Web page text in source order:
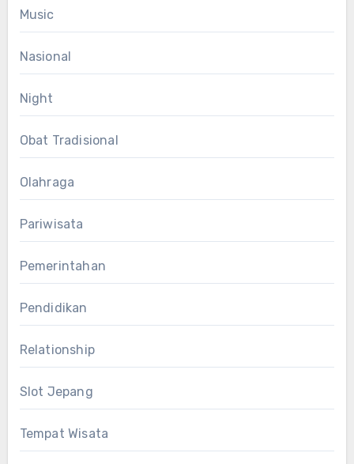
Music
Nasional
Night
Obat Tradisional
Olahraga
Pariwisata
Pemerintahan
Pendidikan
Relationship
Slot Jepang
Tempat Wisata